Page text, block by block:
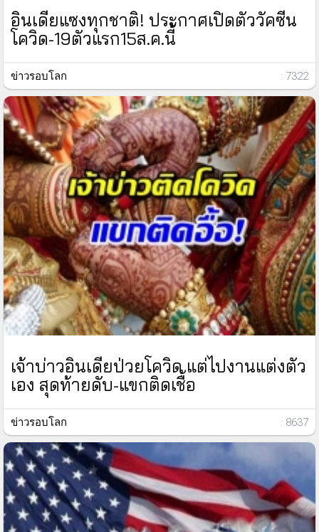
อินเดียแซงทุกชาติ! ประกาศเปิดตัววัคซีน
โควิด-19ตัวแรก15ส.ค.นี้
ข่าวรอบโลก : 7322
เจ้าบ่าวอินเดียป่วยโควิด แต่ไปงานแต่งตัว
เอง สุดท้ายดับ-แขกติดเชื้อ
ข่าวรอบโลก : 8637